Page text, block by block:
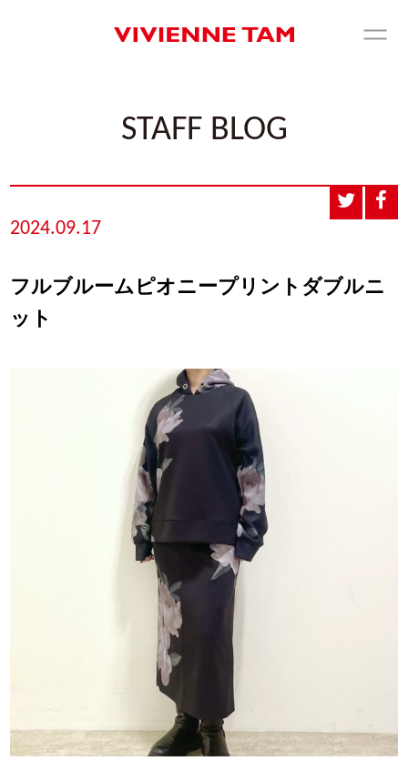
STAFF BLOG
2024.09.17
フルブルームピオニープリントダブルニ
ット